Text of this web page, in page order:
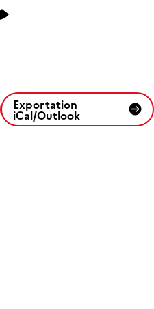
Exportation
iCal/Outlook